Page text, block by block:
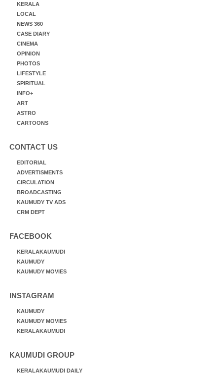
KERALA
LOCAL
NEWS 360
CASE DIARY
CINEMA
OPINION
PHOTOS
LIFESTYLE
SPIRITUAL
INFO+
ART
ASTRO
CARTOONS
CONTACT US
EDITORIAL
ADVERTISMENTS
CIRCULATION
BROADCASTING
KAUMUDY TV ADS
CRM DEPT
FACEBOOK
KERALAKAUMUDI
KAUMUDY
KAUMUDY MOVIES
INSTAGRAM
KAUMUDY
KAUMUDY MOVIES
KERALAKAUMUDI
KAUMUDI GROUP
KERALAKAUMUDI DAILY